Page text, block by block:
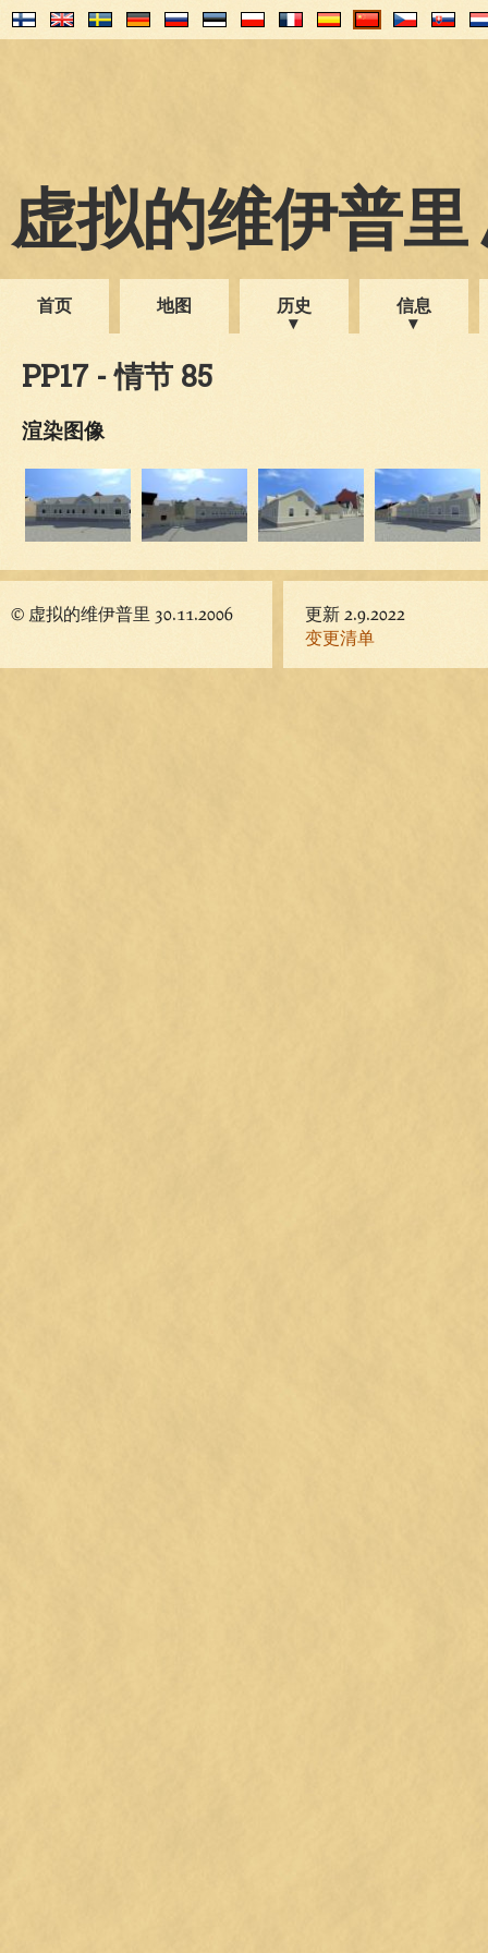
虚拟的维伊普里
首页 地图 历史 信息
PP17 - 情节 85
渲染图像
© 虚拟的维伊普里 30.11.2006
更新 2.9.2022
变更清单